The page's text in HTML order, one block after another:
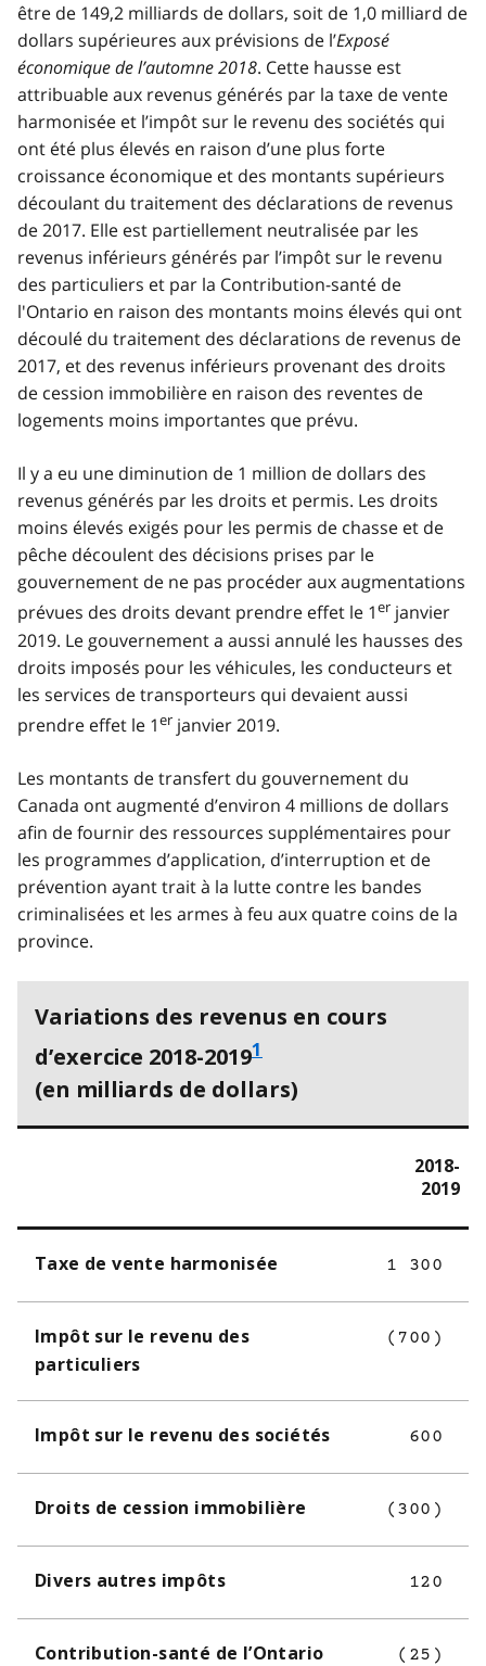
être de 149,2 milliards de dollars, soit de 1,0 milliard de
dollars supérieures aux prévisions de l’Exposé
économique de l’automne 2018. Cette hausse est
attribuable aux revenus générés par la taxe de vente
harmonisée et l’impôt sur le revenu des sociétés qui
ont été plus élevés en raison d’une plus forte
croissance économique et des montants supérieurs
découlant du traitement des déclarations de revenus
de 2017. Elle est partiellement neutralisée par les
revenus inférieurs générés par l’impôt sur le revenu
des particuliers et par la Contribution-santé de
l'Ontario en raison des montants moins élevés qui ont
découlé du traitement des déclarations de revenus de
2017, et des revenus inférieurs provenant des droits
de cession immobilière en raison des reventes de
logements moins importantes que prévu.
Il y a eu une diminution de 1 million de dollars des
revenus générés par les droits et permis. Les droits
moins élevés exigés pour les permis de chasse et de
pêche découlent des décisions prises par le
gouvernement de ne pas procéder aux augmentations
prévues des droits devant prendre effet le 1er janvier
2019. Le gouvernement a aussi annulé les hausses des
droits imposés pour les véhicules, les conducteurs et
les services de transporteurs qui devaient aussi
prendre effet le 1er janvier 2019.
Les montants de transfert du gouvernement du
Canada ont augmenté d’environ 4 millions de dollars
afin de fournir des ressources supplémentaires pour
les programmes d’application, d’interruption et de
prévention ayant trait à la lutte contre les bandes
criminalisées et les armes à feu aux quatre coins de la
province.
Variations des revenus en cours
d’exercice 2018-20191
(en milliards de dollars)
2018-
2019
Taxe de vente harmonisée 1 300
Impôt sur le revenu des
particuliers
(700)
Impôt sur le revenu des sociétés 600
Droits de cession immobilière (300)
Divers autres impôts 120
Contribution-santé de l’Ontario (25)